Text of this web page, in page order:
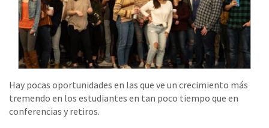
Hay pocas oportunidades en las que ve un crecimiento más
tremendo en los estudiantes en tan poco tiempo que en
conferencias y retiros.